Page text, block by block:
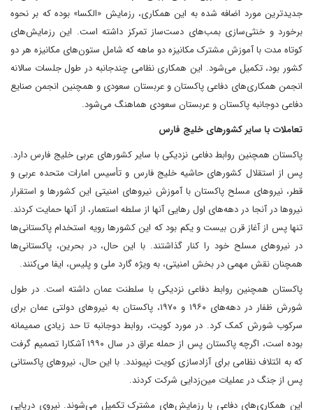
جدیدترین مورد اضافه شده به این همکاری، رزمایش «الکسا» بوده که بر نحوه
برخورد و خنثی‌سازی بمب‌های دست‌ساز تمرکز داشته است. این رزمایش‌های
کوتاه مدت با آموزش مشترک مکانیزه دو ماهه که شامل ستون‌های مکانیزه هر دو
کشور بود، تکمیل می‌شود. این همکاری نظامی چندجانبه در طول جلسات سالانه
انجمن همکاری‌های دفاعی پاکستان و عربستان سعودی و همچنین انجمن صنایع
دفاعی دوجانبه پاکستان و عربستان سعودی هماهنگ می‌شود.
تعاملات با سایر کشورهای خلیج فارس
پاکستان همچنین روابط دفاعی نزدیکی با سایر کشورهای عربی خلیج فارس دارد.
پس از استقلال کشورهای حاشیه خلیج فارس و تأسیس امارات متحده عربی و
قطر، نیروهای مسلح پاکستان با آموزش نیروهای امنیتی این کشورها و استقرار
نیروها در آنجا در دهه‌های اول رهایی آنها از سلطه استعمار، از آنها حمایت کردند.
تنها پس از آغاز قرن بیست و یکم بود که این کشورها رویه استخدام پاکستانی‌ها
در نیروهای مسلح خود را کنار گذاشتند. با این حال، در بحرین، پاکستانی‌ها
همچنان نقش مهمی در بخش امنیتی، به ویژه گارد ملی و پلیس، ایفا می‌کنند.
پاکستان همچنین روابط دفاعی نزدیکی با سلطنت عمان داشته است. در طول
شورش ظفار در دهه‌های ۱۹۶۰ و ۱۹۷۰، پاکستان به نیروهای دولتی عمان برای
سرکوب شورش کمک کرد. در مورد کویت، روابط دوجانبه تا حد زیادی صمیمانه
بوده است، اگرچه پاکستان پس از حمله عراق در سال ۱۹۹۰ آشکارا تصمیم گرفت
که به ائتلاف نظامی برای آزادسازی کویت نپیوندد. با این حال، نیروهای پاکستانی
پس از جنگ در عملیات مین‌زدایی شرکت کردند.
این همکاری‌های دفاعی با رزمایش‌های مشترک تکمیل می‌شوند. نیروی دریایی